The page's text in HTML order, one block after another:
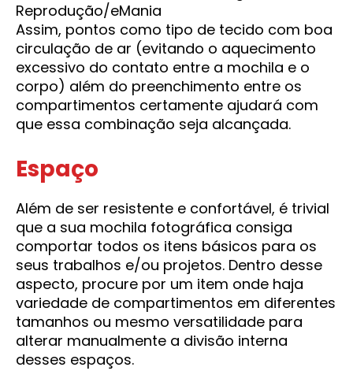
Reprodução/eMania
Assim, pontos como tipo de tecido com boa
circulação de ar (evitando o aquecimento
excessivo do contato entre a mochila e o
corpo) além do preenchimento entre os
compartimentos certamente ajudará com
que essa combinação seja alcançada.
Espaço
Além de ser resistente e confortável, é trivial
que a sua mochila fotográfica consiga
comportar todos os itens básicos para os
seus trabalhos e/ou projetos. Dentro desse
aspecto, procure por um item onde haja
variedade de compartimentos em diferentes
tamanhos ou mesmo versatilidade para
alterar manualmente a divisão interna
desses espaços.